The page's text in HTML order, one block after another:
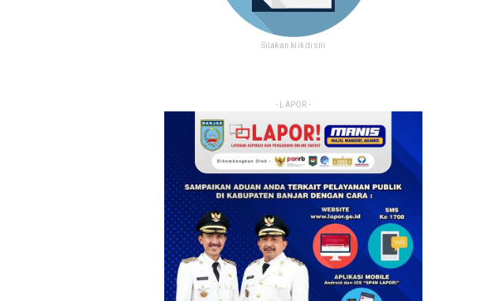
Silakan klik disni
- LAPOR -